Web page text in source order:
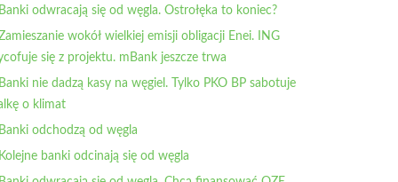
odwracają się od węgla. Ostrołęka to koniec?
wokół wielkiej emisji obligacji Enei. ING
się z projektu. mBank jeszcze trwa
nie dadzą kasy na węgiel. Tylko PKO BP sabotuje
o klimat
odchodzą od węgla
banki odcinają się od węgla